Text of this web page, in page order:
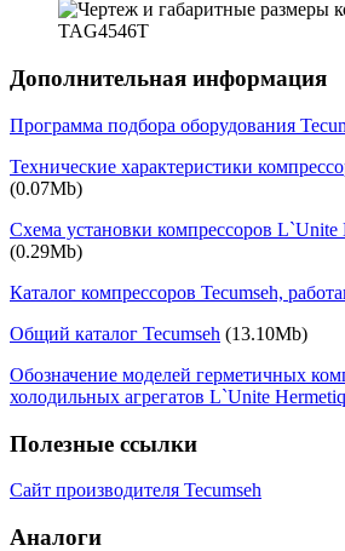
Дополнительная информация
Программа подбора оборудования
Технические характеристики
(0.07Mb)
Схема установки компрессоров
(0.29Mb)
Каталог компрессоров Tecumseh,
Общий каталог Tecumseh (13.10Mb)
Обозначение моделей герметичных
холодильных агрегатов L`Unite
Полезные ссылки
Сайт производителя Tecumseh
Аналоги